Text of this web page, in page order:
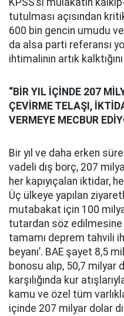
KPSS’si mülakatın
tutulması açısından
600 bin gencin umudu
da alsa parti referansı
ihtimalinin artık
“BİR YIL İÇİNDE 207
ÇEVİRME TELAŞI,
VERMEYE MECBUR
Bir yıl ve daha erken
vadeli dış borç, 207
her kapıyıçalan iktidar,
Üç ülkeye yapılan
mutabakat için 100
tutardan söz edilmesine
tamamı deprem tahvili
beyanı’. BAE şayet 8,5
bonosu alıp, 50,7 milyar
karşılığında kur
kamu ve özel tüm
içinde 207 milyar dolar